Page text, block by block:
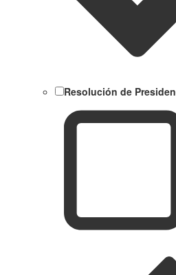
Resolución de